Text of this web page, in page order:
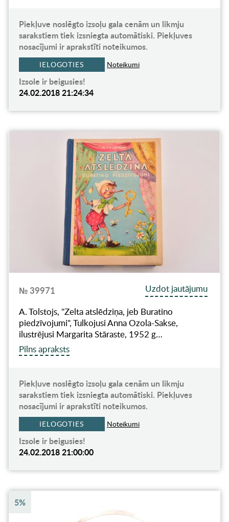
Piekļuve noslēgto izsoļu gala cenām un likmju
sarakstiem tiek izsniegta automātiski. Piekļuves
nosacījumi ir aprakstīti noteikumos.
IELOGOTIES Noteikumi
Izsole ir beigusies!
24.02.2018 21:24:34
№ 39971
Uzdot jautājumu
A. Tolstojs, "Zelta atslēdziņa, jeb Buratino
piedzīvojumi", Tulkojusi Anna Ozola-Sakse,
ilustrējusi Margarita Stāraste, 1952 g…
Pilns apraksts
Piekļuve noslēgto izsoļu gala cenām un likmju
sarakstiem tiek izsniegta automātiski. Piekļuves
nosacījumi ir aprakstīti noteikumos.
IELOGOTIES Noteikumi
Izsole ir beigusies!
24.02.2018 21:00:00
5%